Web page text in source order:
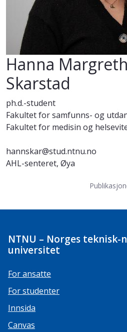
Hanna
Skarstad
ph.d.-student
Fakultet for samfunns- og
Fakultet for medisin og
hannskar@stud.ntnu.no
AHL-senteret, Øya
NTNU – Norges
universitet
For ansatte
For studenter
Innsida
Canvas